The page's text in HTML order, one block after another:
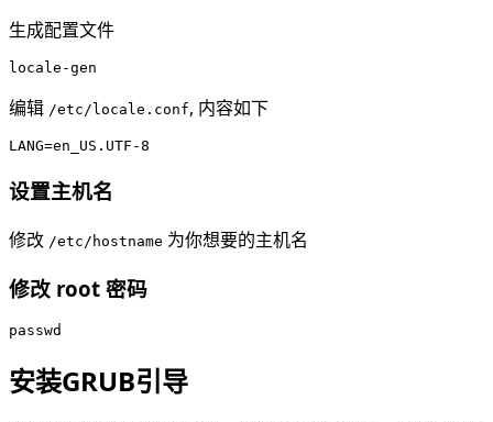
生成配置文件
编辑 /etc/locale.conf, 内容如下
设置主机名
修改 /etc/hostname 为你想要的主机名
修改 root 密码
安装GRUB引导